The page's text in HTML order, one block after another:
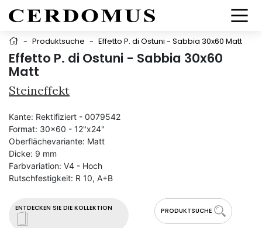
- Produktsuche - Effetto P. di Ostuni - Sabbia 30x60 Matt
Effetto P. di Ostuni - Sabbia 30x60
Matt
Steineffekt
ENTDECKEN SIE DIE KOLLEKTION PRODUKTSUCHE
Kante: Rektifiziert - 0079542
Format: 30x60 - 12"x24"
Oberflächevariante: Matt
Dicke: 9 mm
Farbvariation: V4 - Hoch
Rutschfestigkeit: R 10, A+B